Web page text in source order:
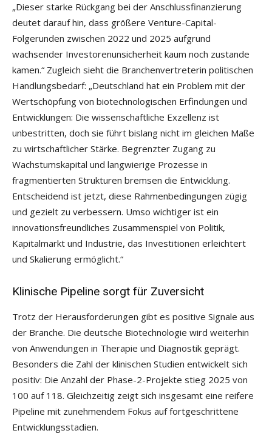
„Dieser starke Rückgang bei der Anschlussfinanzierung
deutet darauf hin, dass größere Venture-Capital-
Folgerunden zwischen 2022 und 2025 aufgrund
wachsender Investorenunsicherheit kaum noch zustande
kamen.“ Zugleich sieht die Branchenvertreterin politischen
Handlungsbedarf: „Deutschland hat ein Problem mit der
Wertschöpfung von biotechnologischen Erfindungen und
Entwicklungen: Die wissenschaftliche Exzellenz ist
unbestritten, doch sie führt bislang nicht im gleichen Maße
zu wirtschaftlicher Stärke. Begrenzter Zugang zu
Wachstumskapital und langwierige Prozesse in
fragmentierten Strukturen bremsen die Entwicklung.
Entscheidend ist jetzt, diese Rahmenbedingungen zügig
und gezielt zu verbessern. Umso wichtiger ist ein
innovationsfreundliches Zusammenspiel von Politik,
Kapitalmarkt und Industrie, das Investitionen erleichtert
und Skalierung ermöglicht.“
Klinische Pipeline sorgt für Zuversicht
Trotz der Herausforderungen gibt es positive Signale aus
der Branche. Die deutsche Biotechnologie wird weiterhin
von Anwendungen in Therapie und Diagnostik geprägt.
Besonders die Zahl der klinischen Studien entwickelt sich
positiv: Die Anzahl der Phase-2-Projekte stieg 2025 von
100 auf 118. Gleichzeitig zeigt sich insgesamt eine reifere
Pipeline mit zunehmendem Fokus auf fortgeschrittene
Entwicklungsstadien.